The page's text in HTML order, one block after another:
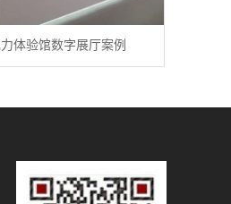
体验馆数字展厅案例